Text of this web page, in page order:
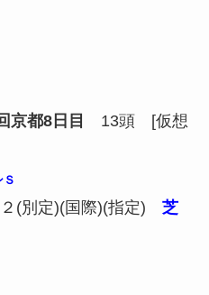
京都8日目
13頭 [仮想
(別定)(国際)(指定) 芝